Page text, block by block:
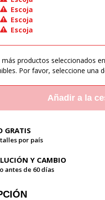
Escoja
Escoja
Escoja
productos seleccionados
Por favor, seleccione una
Añadir a la
GRATIS
por país
Y CAMBIO
antes de 60 días